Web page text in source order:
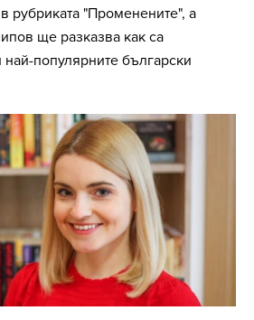
рубриката "Променените", а
ще разказва как са
популярните български